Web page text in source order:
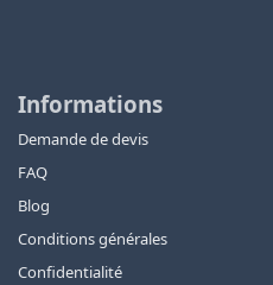
Informations
Demande de devis
FAQ
Blog
Conditions générales
Confidentialité